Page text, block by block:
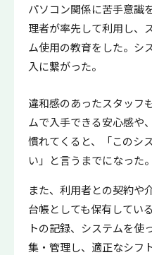
パソコン関係に苦手意識
理者が率先して利用し、
ム使用の教育をした。シ
入に繋がった。
違和感のあったスタッフ
ムで入手できる安心感や
慣れてくると、「このシ
い」と言うまでになった。
また、利用者との契約や
台帳としても保有してい
トの記録、システムを使
集・管理し、適正なシフ